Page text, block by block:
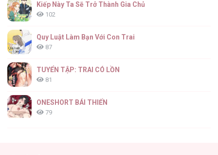
Kiếp Này Ta Sẽ Trở Thành Gia Chủ
102
Quy Luật Làm Bạn Với Con Trai
87
TUYỂN TẬP: TRAI CÓ LỒN
81
ONESHORT BÁI THIẾN
79